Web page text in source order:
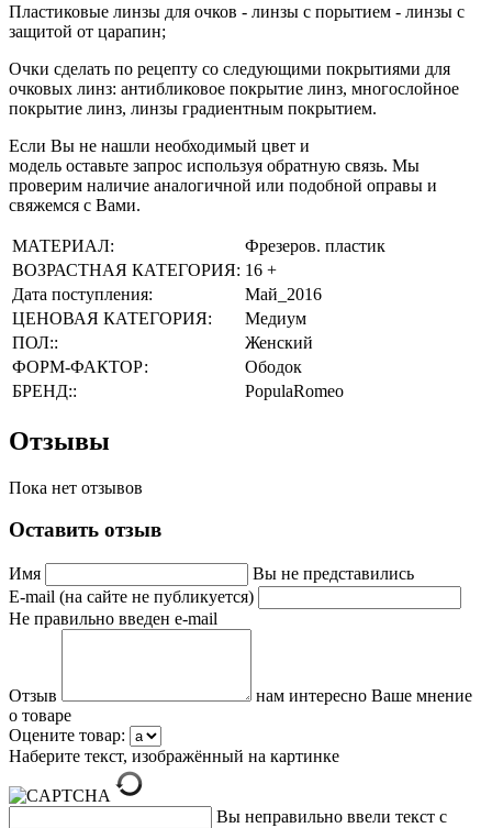
Пластиковые линзы для очков - линзы с порытием - линзы с
защитой от царапин;
Очки сделать по рецепту со следующими покрытиями для
очковых линз: антибликовое покрытие линз, многослойное
покрытие линз, линзы градиентным покрытием.
Если Вы не нашли необходимый цвет и
модель оставьте запрос используя обратную связь. Мы
проверим наличие аналогичной или подобной оправы и
свяжемся с Вами.
МАТЕРИАЛ:
Фрезеров. пластик
ВОЗРАСТНАЯ КАТЕГОРИЯ: 16 +
Дата поступления:
Май_2016
ЦЕНОВАЯ КАТЕГОРИЯ:
Медиум
ПОЛ::
Женский
ФОРМ-ФАКТОР:
Ободок
БРЕНД::
PopulaRomeo
Отзывы
Пока нет отзывов
Оставить отзыв
Имя
Вы не представились
E-mail (на сайте не публикуется)
Не правильно введен e-mail
Отзыв
нам интересно Ваше мнение
о товаре
Оцените товар:
Наберите текст, изображённый на картинке
Вы неправильно ввели текст с